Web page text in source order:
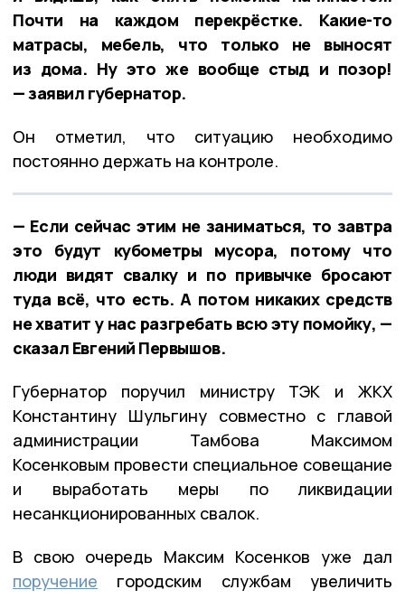
Почти на каждом перекрёстке. Какие-то
матрасы, мебель, что только не выносят
из дома. Ну это же вообще стыд и позор!
— заявил губернатор.
Он отметил, что ситуацию необходимо
постоянно держать на контроле.
— Если сейчас этим не заниматься, то завтра
это будут кубометры мусора, потому что
люди видят свалку и по привычке бросают
туда всё, что есть. А потом никаких средств
не хватит у нас разгребать всю эту помойку, —
сказал Евгений Первышов.
Губернатор поручил министру ТЭК и ЖКХ
Константину Шульгину совместно с главой
администрации Тамбова Максимом
Косенковым провести специальное совещание
и выработать меры по ликвидации
несанкционированных свалок.
В свою очередь Максим Косенков уже дал
поручение городским службам увеличить